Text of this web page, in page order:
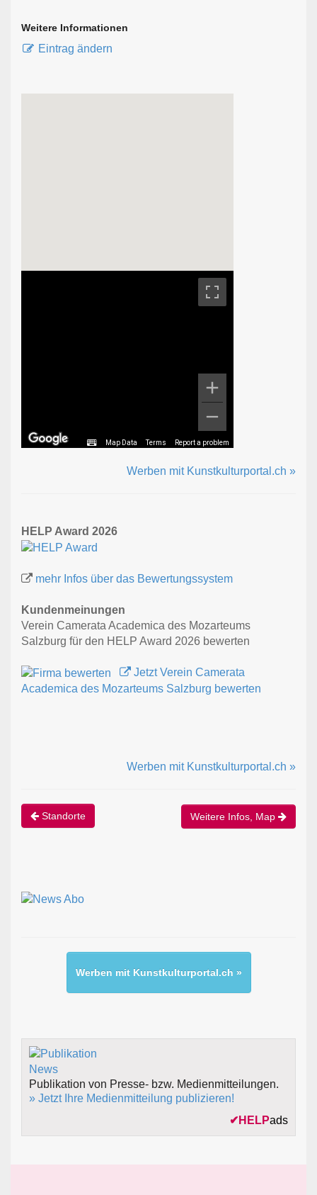
Weitere Informationen
Eintrag ändern
Map Data Terms Report a problem
Werben mit Kunstkulturportal.ch »
HELP Award 2026
mehr Infos über das Bewertungssystem
Kundenmeinungen
Verein Camerata Academica des Mozarteums
Salzburg für den HELP Award 2026 bewerten
Jetzt Verein Camerata
Academica des Mozarteums Salzburg bewerten
Werben mit Kunstkulturportal.ch »
Standorte Weitere Infos, Map
Werben mit Kunstkulturportal.ch »
Publikation von Presse- bzw. Medienmitteilungen.
» Jetzt Ihre Medienmitteilung publizieren!
✔ HELPads